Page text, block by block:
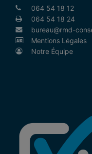
064 54 18 12
064 54 18 24
bureau@rmd-
Mentions Légales
Notre Équipe